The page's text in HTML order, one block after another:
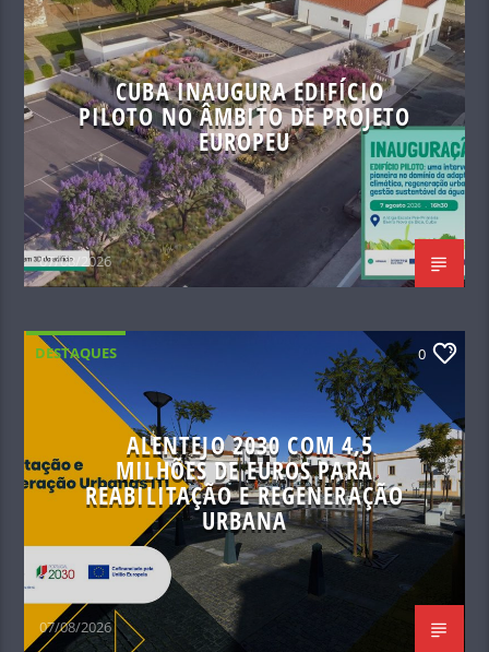
CUBA INAUGURA EDIFÍCIO
PILOTO NO ÂMBITO DE PROJETO
EUROPEU
07/08/2026
DESTAQUES 0
ALENTEJO 2030 COM 4,5
MILHÕES DE EUROS PARA
REABILITAÇÃO E REGENERAÇÃO
URBANA
07/08/2026